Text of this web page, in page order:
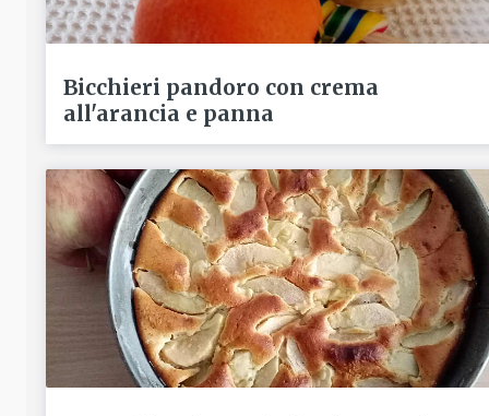
Bicchieri pandoro con crema
all'arancia e panna